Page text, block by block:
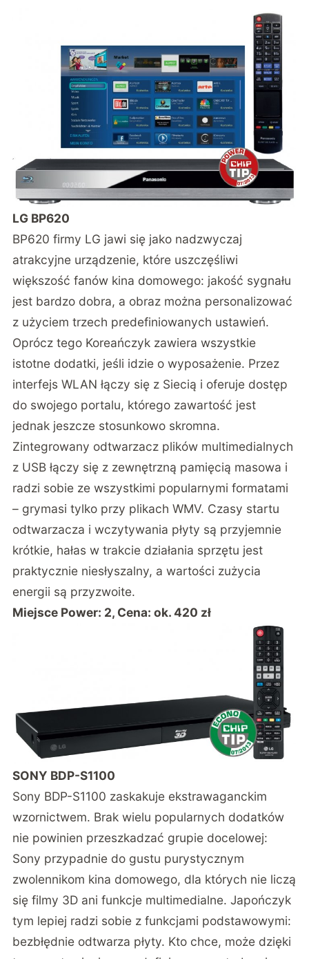
LG BP620
BP620 firmy LG jawi się jako nadzwyczaj
atrakcyjne urządzenie, które uszczęśliwi
większość fanów kina domowego: jakość sygnału
jest bardzo dobra, a obraz można personalizować
z użyciem trzech predefiniowanych ustawień.
Oprócz tego Koreańczyk zawiera wszystkie
istotne dodatki, jeśli idzie o wyposażenie. Przez
interfejs WLAN łączy się z Siecią i oferuje dostęp
do swojego portalu, którego zawartość jest
jednak jeszcze stosunkowo skromna.
Zintegrowany odtwarzacz plików multimedialnych
z USB łączy się z zewnętrzną pamięcią masowa i
radzi sobie ze wszystkimi popularnymi formatami
– grymasi tylko przy plikach WMV. Czasy startu
odtwarzacza i wczytywania płyty są przyjemnie
krótkie, hałas w trakcie działania sprzętu jest
praktycznie niesłyszalny, a wartości zużycia
energii są przyzwoite.
Miejsce Power: 2, Cena: ok. 420 zł
SONY BDP-S1100
Sony BDP-S1100 zaskakuje ekstrawaganckim
wzornictwem. Brak wielu popularnych dodatków
nie powinien przeszkadzać grupie docelowej:
Sony przypadnie do gustu purystycznym
zwolennikom kina domowego, dla których nie liczą
się filmy 3D ani funkcje multimedialne. Japończyk
tym lepiej radzi sobie z funkcjami podstawowymi:
bezbłędnie odtwarza płyty. Kto chce, może dzięki